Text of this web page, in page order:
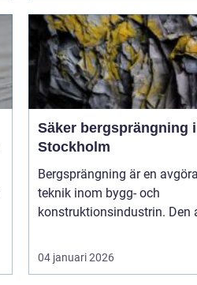
Säker bergsprängning i
Stockholm
Bergsprängning är en
teknik inom bygg- och
konstruktionsindustrin. Den
04 januari 2026